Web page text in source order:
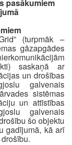
pasākumiem
(turpmāk –
gāzapgādes
saskaņā ar
un drošības
galvenais
sistēmas
un attīstības
galvenais
šo objektu
gadījumā, kā arī